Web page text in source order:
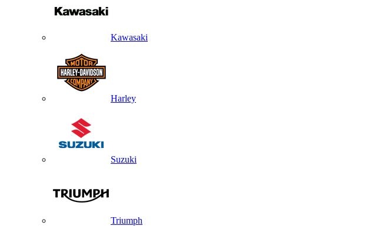
Kawasaki
Harley
Suzuki
Triumph